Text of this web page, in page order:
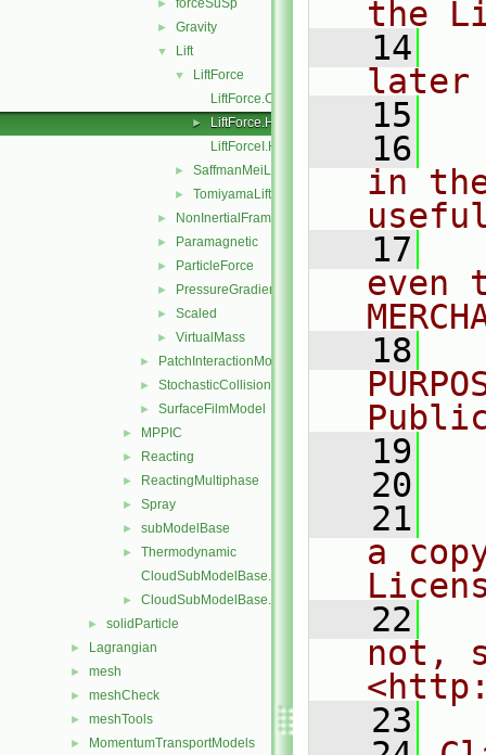
► forceSuSp
► Gravity
▼ Lift
▼
LiftForce
LiftForce.C
►
LiftForce.H
LiftForceI.H
► SaffmanMeiLift
► TomiyamaLift
► NonInertialFrame
► Paramagnetic
► ParticleForce
► PressureGradient
► Scaled
► VirtualMass
► PatchInteractionModel
► StochasticCollision
► SurfaceFilmModel
► MPPIC
► Reacting
► ReactingMultiphase
► Spray
► subModelBase
►
Thermodynamic
CloudSubModelBase.C
► CloudSubModelBase.H
► solidParticle
► Lagrangian
► mesh
► meshCheck
► meshTools
► MomentumTransportModels
the
   14
later
   15
   16
in
   17
even
   18
   19
   20
   21
a
   22
not,
   23